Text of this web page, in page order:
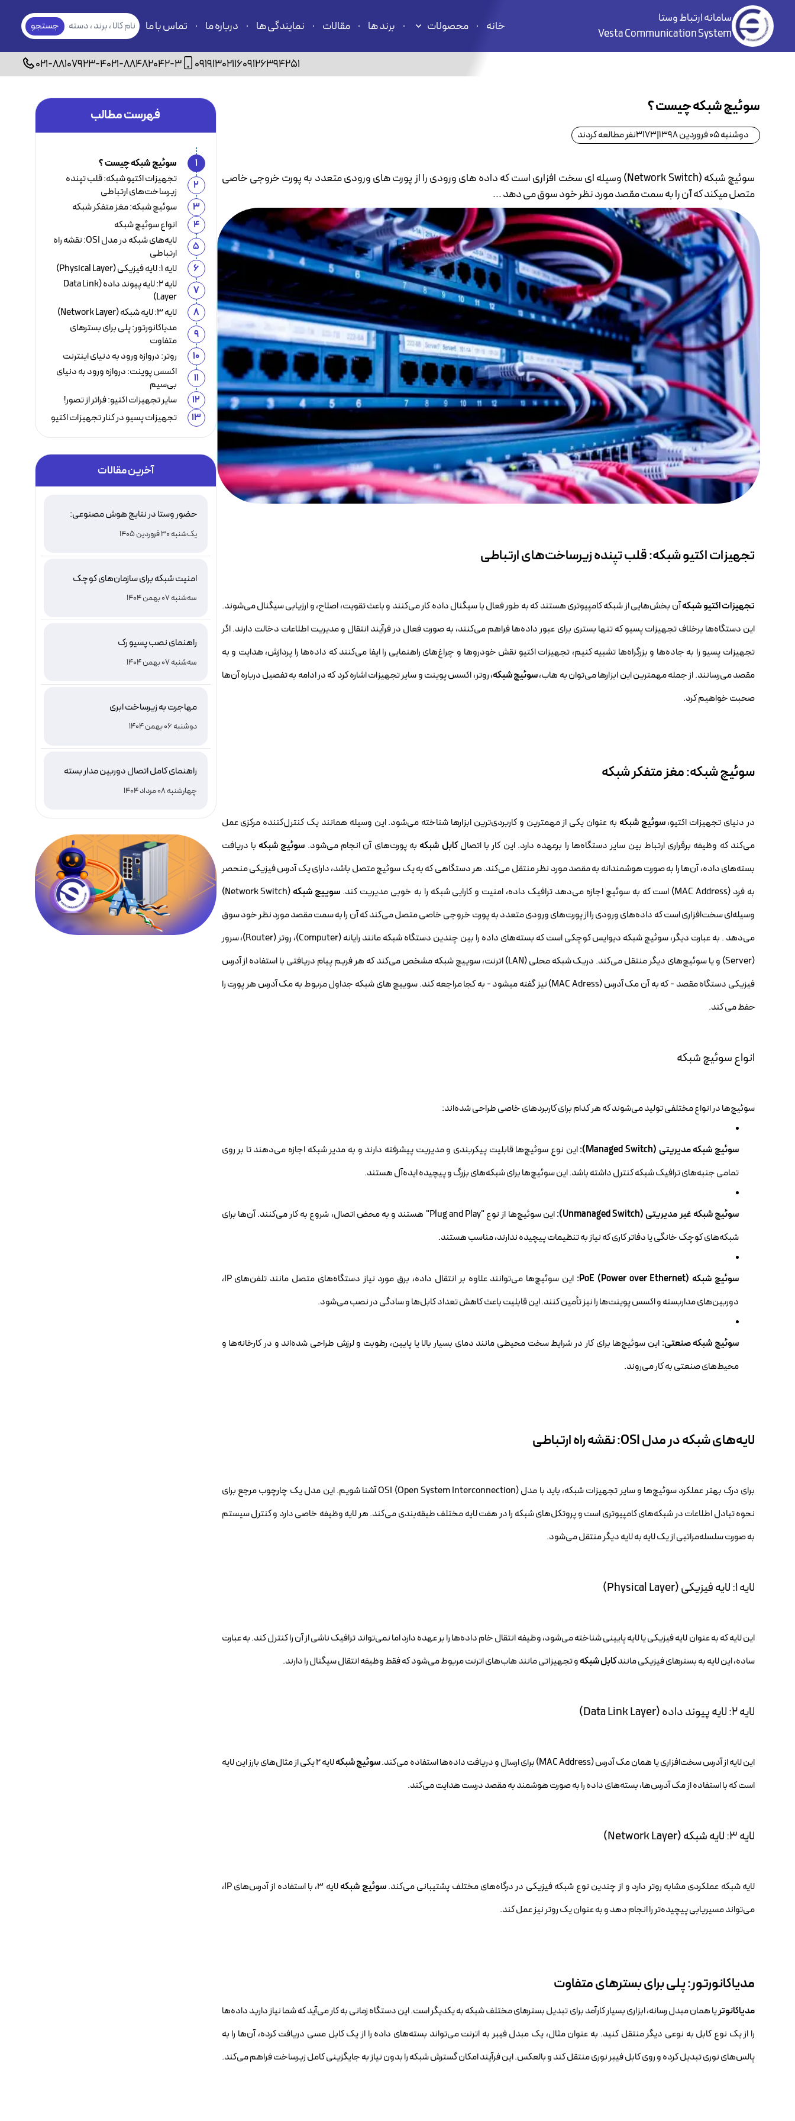
سامانه ارتباط وستا
Vesta Communication System
خانه محصولات برند ها مقالات نمایندگی ها درباره ما تماس با ما
نام کالا ، برند ، دسته
بندی
جستجو
09126394251
09191302116
021-88482042-3
021-88107923-4
سوئیچ شبکه چیست ؟
دوشنبه 05 فروردین 1398 |
3173نفر مطالعه کردند
سوئیچ شبکه (Network Switch) وسیله ای سخت افزاری است که داده های ورودی را از پورت های ورودی متعدد به پورت خروجی خاصی
متصل میکند که آن را به سمت مقصد مورد نظر خود سوق می دهد ...
تجهیزات اکتیو شبکه: قلب تپنده زیرساخت‌های ارتباطی
تجهیزات اکتیو شبکهآن بخش‌هایی از شبکه کامپیوتری هستند که به طور فعال با سیگنال داده کار می‌کنند و باعث تقویت، اصلاح، و ارزیابی سیگنال می‌شوند.
این دستگاه‌ها برخلاف تجهیزات پسیو که تنها بستری برای عبور داده‌ها فراهم می‌کنند، به صورت فعال در فرآیند انتقال و مدیریت اطلاعات دخالت دارند. اگر
تجهیزات پسیو را به جاده‌ها و بزرگراه‌ها تشبیه کنیم، تجهیزات اکتیو نقش خودروها و چراغ‌های راهنمایی را ایفا می‌کنند که داده‌ها را پردازش، هدایت و به
مقصد می‌رسانند. از جمله مهمترین این ابزارها می‌توان به هاب،سوئیچ شبکه، روتر، اکسس پوینت و سایر تجهیزات اشاره کرد که در ادامه به تفصیل درباره آن‌ها
صحبت خواهیم کرد.
سوئیچ شبکه: مغز متفکر شبکه
در دنیای تجهیزات اکتیو،سوئیچ شبکه به عنوان یکی از مهمترین و کاربردی‌ترین ابزارها شناخته می‌شود. این وسیله همانند یک کنترل‌کننده مرکزی عمل
می‌کند که وظیفه برقراری ارتباط بین سایر دستگاه‌ها را برعهده دارد. این کار با اتصالکابل شبکه به پورت‌های آن انجام می‌شود. سوئیچ شبکه با دریافت
بسته‌های داده، آن‌ها را به صورت هوشمندانه به مقصد مورد نظر منتقل می‌کند. هر دستگاهی که به یک سوئیچ متصل باشد، دارای یک آدرس فیزیکی منحصر
به فرد (MAC Address) است که به سوئیچ اجازه می‌دهد ترافیک داده، امنیت و کارایی شبکه را به خوبی مدیریت کند.
سوییچ شبکه
(Network Switch)
وسیله‌ای سخت‌افزاری است که داده‌های ورودی را از پورت‌های ورودی متعدد به پورت خروجی خاصی متصل می‌کند که آن را به سمت مقصد مورد نظر خود سوق
می‌دهد . به عبارت دیگر، سوئیچ شبکه دیوایس کوچکی است که بسته‌های داده را بین چندین دستگاه شبکه مانند رایانه (Computer)، روتر (Router)، سرور
(Server) و یا سوئیچ‌های دیگر منتقل می‌کند. دریک شبکه محلی (LAN) اترنت، سوییچ شبکه مشخص می‌کند که هر فریم پیام دریافتی با استفاده از آدرس
فیزیکی دستگاه مقصد - که به آن مک آدرس (MAC Adress) نیز گفته میشود - به کجا مراجعه کند. سوییچ های شبکه جداول مربوط به مک آدرس هر پورت را
حفظ می کند.
انواع سوئیچ شبکه
سوئیچ‌ها در انواع مختلفی تولید می‌شوند که هر کدام برای کاربردهای خاصی طراحی شده‌اند:
سوئیچ شبکه مدیریتی (Managed Switch):
این نوع سوئیچ‌ها قابلیت پیکربندی و مدیریت پیشرفته دارند و به مدیر شبکه اجازه می‌دهند تا بر روی
تمامی جنبه‌های ترافیک شبکه کنترل داشته باشد. این سوئیچ‌ها برای شبکه‌های بزرگ و پیچیده ایده‌آل هستند.
سوئیچ شبکه غیر مدیریتی (Unmanaged Switch):
این سوئیچ‌ها از نوع "Plug and Play" هستند و به محض اتصال، شروع به کار می‌کنند. آن‌ها برای
شبکه‌های کوچک خانگی یا دفاتر کاری که نیاز به تنظیمات پیچیده ندارند، مناسب هستند.
سوئیچ شبکه PoE (Power over Ethernet):
این سوئیچ‌ها می‌توانند علاوه بر انتقال داده، برق مورد نیاز دستگاه‌های متصل مانند تلفن‌های IP،
دوربین‌های مداربسته و اکسس پوینت‌ها را نیز تأمین کنند. این قابلیت باعث کاهش تعداد کابل‌ها و سادگی در نصب می‌شود.
سوئیچ شبکه صنعتی: این سوئیچ‌ها برای کار در شرایط سخت محیطی مانند دمای بسیار بالا یا پایین، رطوبت و لرزش طراحی شده‌اند و در کارخانه‌ها و
محیط‌های صنعتی به کار می‌روند.
لایه‌های شبکه در مدل OSI: نقشه راه ارتباطی
برای درک بهتر عملکرد سوئیچ‌ها و سایر تجهیزات شبکه، باید با مدل OSI (Open System Interconnection) آشنا شویم. این مدل یک چارچوب مرجع برای
نحوه تبادل اطلاعات در شبکه‌های کامپیوتری است و پروتکل‌های شبکه را در هفت لایه مختلف طبقه‌بندی می‌کند. هر لایه وظیفه خاصی دارد و کنترل سیستم
به صورت سلسله‌مراتبی از یک لایه به لایه دیگر منتقل می‌شود.
لایه ۱: لایه فیزیکی (Physical Layer)
این لایه که به عنوان لایه فیزیکی یا لایه پایینی شناخته می‌شود، وظیفه انتقال خام داده‌ها را بر عهده دارد اما نمی‌تواند ترافیک ناشی از آن را کنترل کند. به عبارت
ساده، این لایه به بسترهای فیزیکی مانندکابل شبکهو تجهیزاتی مانند هاب‌های اترنت مربوط می‌شود که فقط وظیفه انتقال سیگنال را دارند.
لایه ۲: لایه پیوند داده (Data Link Layer)
این لایه از آدرس سخت‌افزاری یا همان مک آدرس (MAC Address) برای ارسال و دریافت داده‌ها استفاده می‌کند. سوئیچ شبکه
لایه ۲ یکی از مثال‌های بارز این لایه
است که با استفاده از مک آدرس‌ها، بسته‌های داده را به صورت هوشمند به مقصد درست هدایت می‌کند.
لایه ۳: لایه شبکه (Network Layer)
لایه شبکه عملکردی مشابه روتر دارد و از چندین نوع شبکه فیزیکی در درگاه‌های مختلف پشتیبانی می‌کند.سوئیچ شبکه
لایه ۳، با استفاده از آدرس‌های IP،
می‌تواند مسیریابی پیچیده‌تر را انجام دهد و به عنوان یک روتر نیز عمل کند.
مدیاکانورتور: پلی برای بستر‌های متفاوت
مدیاکانوتریا همان مبدل رسانه، ابزاری بسیار کارآمد برای تبدیل بسترهای مختلف شبکه به یکدیگر است. این دستگاه زمانی به کار می‌آید که شما نیاز دارید داده‌ها
را از یک نوع کابل به نوعی دیگر منتقل کنید. به عنوان مثال، یک مبدل فیبر به اترنت می‌تواند بسته‌های داده را از یک کابل مسی دریافت کرده، آن‌ها را به
پالس‌های نوری تبدیل کرده و روی کابل فیبر نوری منتقل کند و بالعکس. این فرآیند امکان گسترش شبکه را بدون نیاز به جایگزینی کامل زیرساخت فراهم می‌کند.
فهرست مطالب
1
سوئیچ شبکه چیست ؟
2
تجهیزات اکتیو شبکه: قلب تپنده
زیرساخت‌های ارتباطی
3
سوئیچ شبکه: مغز متفکر شبکه
4
انواع سوئیچ شبکه
5
لایه‌های شبکه در مدل OSI: نقشه راه
ارتباطی
6
لایه ۱: لایه فیزیکی (Physical Layer)
7
لایه ۲: لایه پیوند داده (Data Link
Layer)
8
لایه ۳: لایه شبکه (Network Layer)
9
مدیاکانورتور: پلی برای بستر‌های
متفاوت
10
روتر: دروازه ورود به دنیای اینترنت
11
اکسس پوینت: دروازه ورود به دنیای
بی‌سیم
12
سایر تجهیزات اکتیو: فراتر از تصور!
13
تجهیزات پسیو در کنار تجهیزات اکتیو
آخرین مقالات
حضور وستا در نتایج هوش مصنوعی:
اعتباری که ماشین‌ها هم آن را تأیید
می‌کنند
یک‌شنبه 30 فروردین 1405
امنیت شبکه برای سازمان‌های کوچک
سه‌شنبه 07 بهمن 1404
راهنمای نصب پسیو رک
سه‌شنبه 07 بهمن 1404
مهاجرت به زیرساخت ابری
دوشنبه 06 بهمن 1404
راهنمای کامل اتصال دوربین مدار بسته
به موبایل و کامپیوتر برای نظارت
هوشمند و امن
چهارشنبه 08 مرداد 1404